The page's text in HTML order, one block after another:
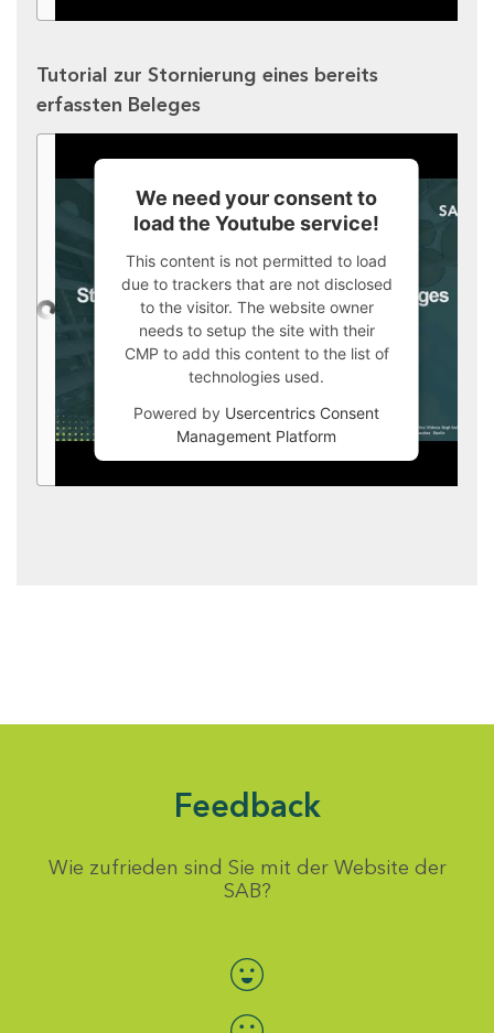
Tutorial zur Stornierung eines bereits
erfassten Beleges
We need your consent to
load the Youtube service!
This content is not permitted to load
due to trackers that are not disclosed
to the visitor. The website owner
needs to setup the site with their
CMP to add this content to the list of
technologies used.
Powered by Usercentrics Consent
Management Platform
Feedback
Wie zufrieden sind Sie mit der Website der
SAB?
Bewertung auswählen